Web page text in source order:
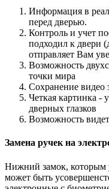
Информация в
перед дверью.
Контроль и учет
подходил к двери
отправляет Вам
Возможность
точки мира
Сохранение видео
Четкая картинка -
дверных глазков
Возможность
Замена ручек на
Нижний замок, которым
может быть